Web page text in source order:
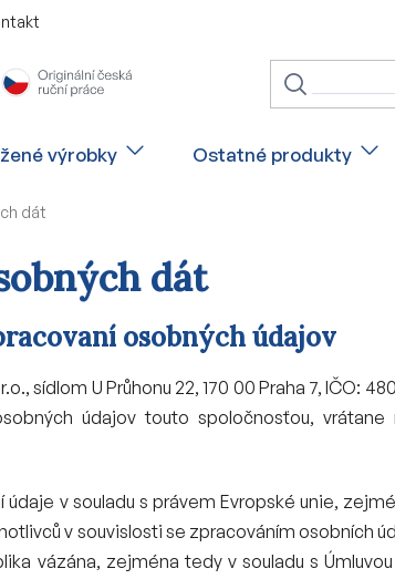
výrobky Ostatné produkty
dát
dát
osobných údajov
sídlom U Průhonu 22, 170 00 Praha 7, IČO:
údajov touto spoločnosťou,
údaje v souladu s právem Evropské unie,
v souvislosti se zpracováním osobních
vázána, zejména tedy v souladu s